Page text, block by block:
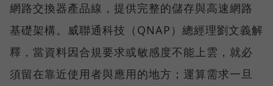
網路交換器產品線，提供完整的儲存與高速網路
基礎架構。威聯通科技（QNAP）總經理劉文義解
釋，當資料因合規要求或敏感度不能上雲，就必
須留在靠近使用者與應用的地方；運算需求一旦